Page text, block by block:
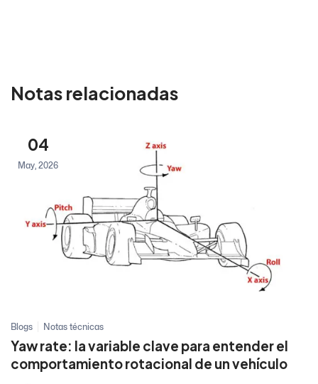
Notas relacionadas
04
May, 2026
Blogs Notas técnicas
Yaw rate: la variable clave para entender el
comportamiento rotacional de un vehículo